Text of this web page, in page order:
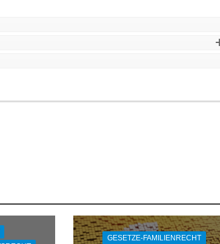
GESETZE-FAMILIENRECHT